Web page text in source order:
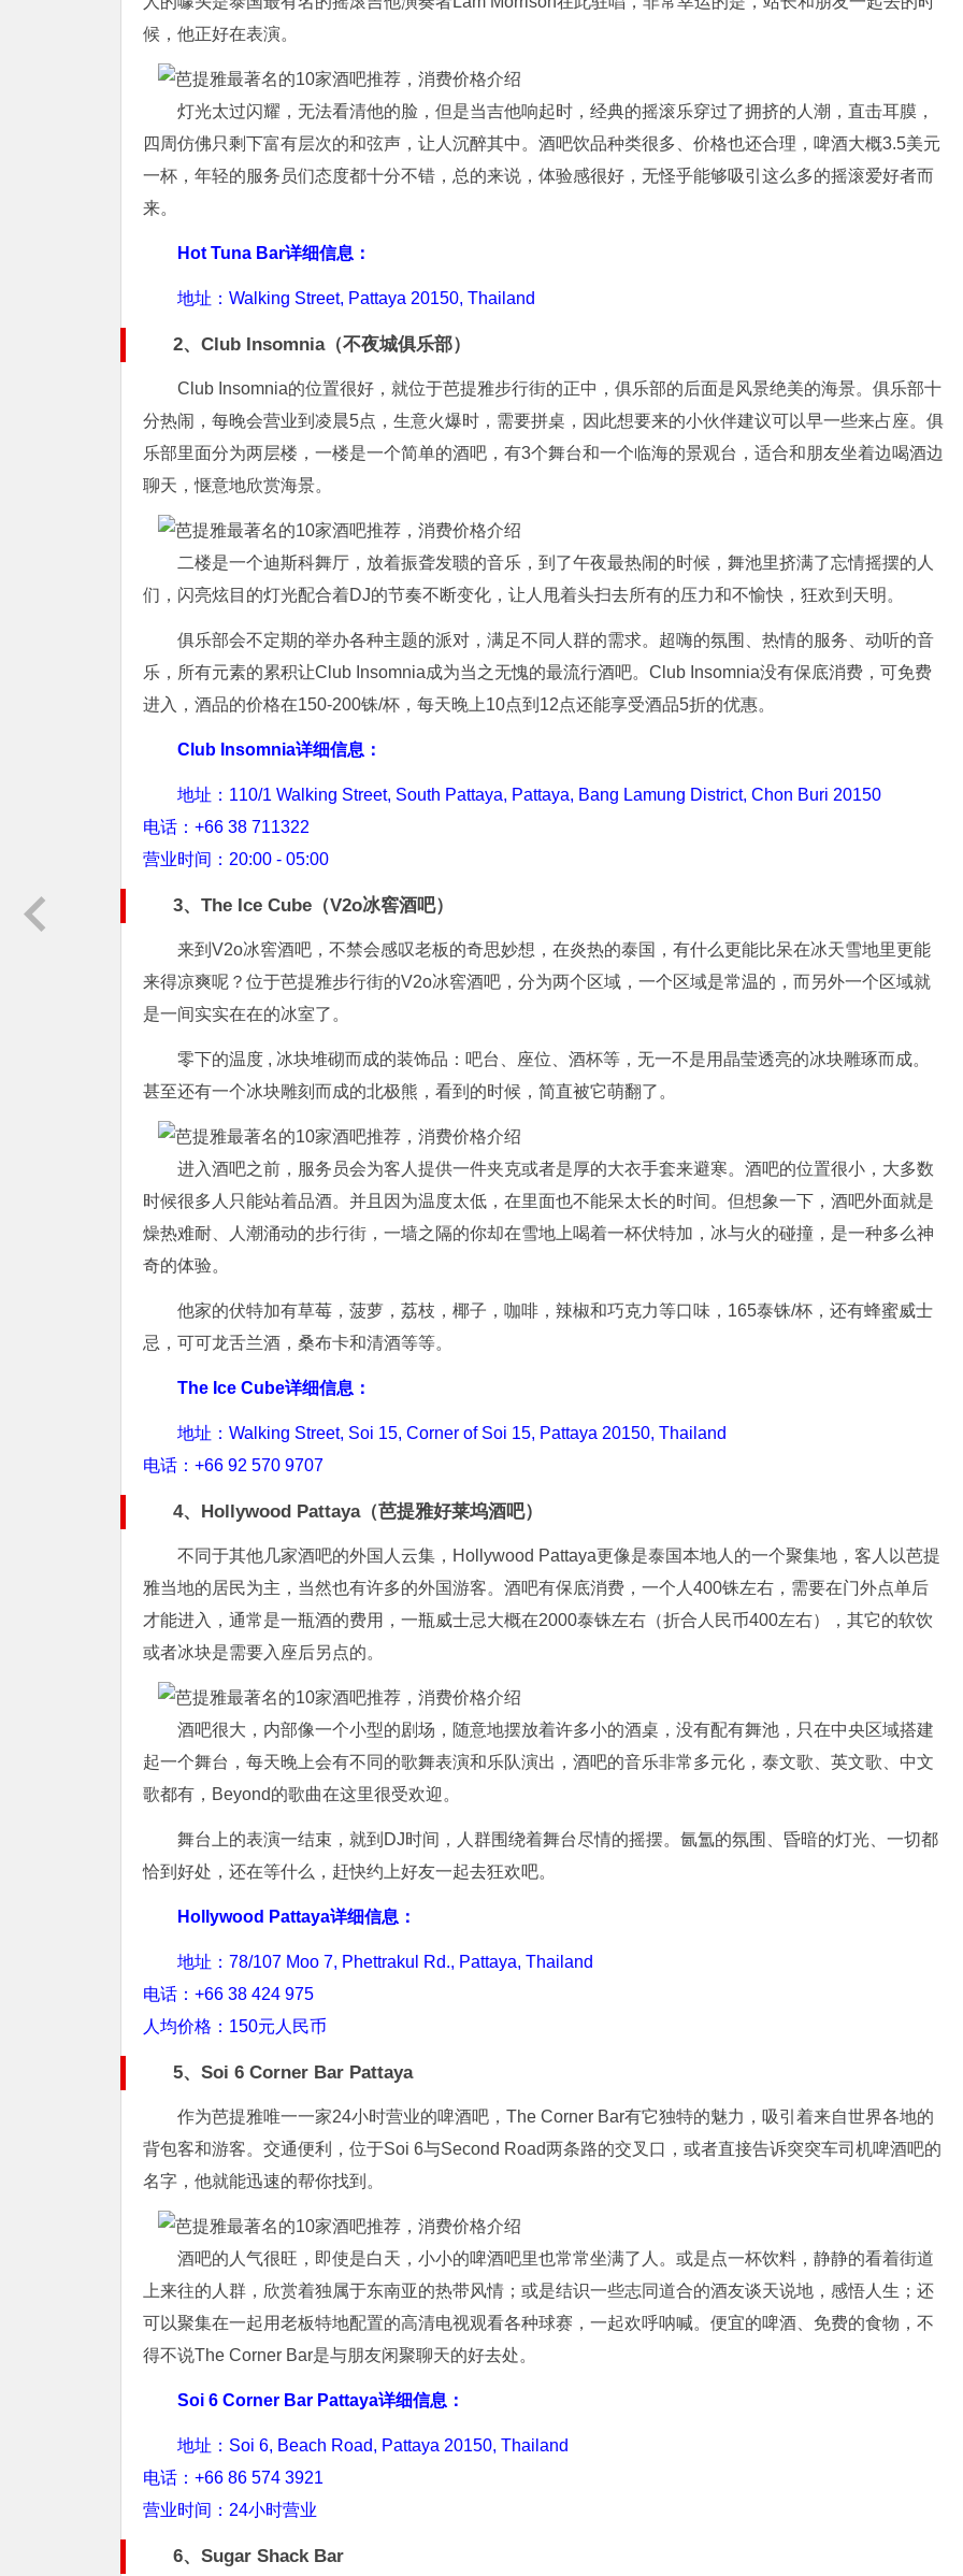
候，他正好在表演。
灯光太过闪耀，无法看清他的脸，但是当吉他响起时，经典的摇滚乐穿过了拥挤的人潮，直击耳膜，
四周仿佛只剩下富有层次的和弦声，让人沉醉其中。酒吧饮品种类很多、价格也还合理，啤酒大概3.5美元
一杯，年轻的服务员们态度都十分不错，总的来说，体验感很好，无怪乎能够吸引这么多的摇滚爱好者而
来。
Hot Tuna Bar详细信息：
地址：Walking Street, Pattaya 20150, Thailand
2、Club Insomnia（不夜城俱乐部）
Club Insomnia的位置很好，就位于芭提雅步行街的正中，俱乐部的后面是风景绝美的海景。俱乐部十
分热闹，每晚会营业到凌晨5点，生意火爆时，需要拼桌，因此想要来的小伙伴建议可以早一些来占座。俱
乐部里面分为两层楼，一楼是一个简单的酒吧，有3个舞台和一个临海的景观台，适合和朋友坐着边喝酒边
聊天，惬意地欣赏海景。
二楼是一个迪斯科舞厅，放着振聋发聩的音乐，到了午夜最热闹的时候，舞池里挤满了忘情摇摆的人
们，闪亮炫目的灯光配合着DJ的节奏不断变化，让人甩着头扫去所有的压力和不愉快，狂欢到天明。
俱乐部会不定期的举办各种主题的派对，满足不同人群的需求。超嗨的氛围、热情的服务、动听的音
乐，所有元素的累积让Club Insomnia成为当之无愧的最流行酒吧。Club Insomnia没有保底消费，可免费
进入，酒品的价格在150-200铢/杯，每天晚上10点到12点还能享受酒品5折的优惠。
Club Insomnia详细信息：
地址：110/1 Walking Street, South Pattaya, Pattaya, Bang Lamung District, Chon Buri 20150
电话：+66 38 711322
营业时间：20:00 - 05:00
3、The Ice Cube（V2o冰窖酒吧）
来到V2o冰窖酒吧，不禁会感叹老板的奇思妙想，在炎热的泰国，有什么更能比呆在冰天雪地里更能
来得凉爽呢？位于芭提雅步行街的V2o冰窖酒吧，分为两个区域，一个区域是常温的，而另外一个区域就
是一间实实在在的冰室了。
零下的温度 , 冰块堆砌而成的装饰品：吧台、座位、酒杯等，无一不是用晶莹透亮的冰块雕琢而成。
甚至还有一个冰块雕刻而成的北极熊，看到的时候，简直被它萌翻了。
进入酒吧之前，服务员会为客人提供一件夹克或者是厚的大衣手套来避寒。酒吧的位置很小，大多数
时候很多人只能站着品酒。并且因为温度太低，在里面也不能呆太长的时间。但想象一下，酒吧外面就是
燥热难耐、人潮涌动的步行街，一墙之隔的你却在雪地上喝着一杯伏特加，冰与火的碰撞，是一种多么神
奇的体验。
他家的伏特加有草莓，菠萝，荔枝，椰子，咖啡，辣椒和巧克力等口味，165泰铢/杯，还有蜂蜜威士
忌，可可龙舌兰酒，桑布卡和清酒等等。
The Ice Cube详细信息：
地址：Walking Street, Soi 15, Corner of Soi 15, Pattaya 20150, Thailand
电话：+66 92 570 9707
4、Hollywood Pattaya（芭提雅好莱坞酒吧）
不同于其他几家酒吧的外国人云集，Hollywood Pattaya更像是泰国本地人的一个聚集地，客人以芭提
雅当地的居民为主，当然也有许多的外国游客。酒吧有保底消费，一个人400铢左右，需要在门外点单后
才能进入，通常是一瓶酒的费用，一瓶威士忌大概在2000泰铢左右（折合人民币400左右），其它的软饮
或者冰块是需要入座后另点的。
酒吧很大，内部像一个小型的剧场，随意地摆放着许多小的酒桌，没有配有舞池，只在中央区域搭建
起一个舞台，每天晚上会有不同的歌舞表演和乐队演出，酒吧的音乐非常多元化，泰文歌、英文歌、中文
歌都有，Beyond的歌曲在这里很受欢迎。
舞台上的表演一结束，就到DJ时间，人群围绕着舞台尽情的摇摆。氤氲的氛围、昏暗的灯光、一切都
恰到好处，还在等什么，赶快约上好友一起去狂欢吧。
Hollywood Pattaya详细信息：
地址：78/107 Moo 7, Phettrakul Rd., Pattaya, Thailand
电话：+66 38 424 975
人均价格：150元人民币
5、Soi 6 Corner Bar Pattaya
作为芭提雅唯一一家24小时营业的啤酒吧，The Corner Bar有它独特的魅力，吸引着来自世界各地的
背包客和游客。交通便利，位于Soi 6与Second Road两条路的交叉口，或者直接告诉突突车司机啤酒吧的
名字，他就能迅速的帮你找到。
酒吧的人气很旺，即使是白天，小小的啤酒吧里也常常坐满了人。或是点一杯饮料，静静的看着街道
上来往的人群，欣赏着独属于东南亚的热带风情；或是结识一些志同道合的酒友谈天说地，感悟人生；还
可以聚集在一起用老板特地配置的高清电视观看各种球赛，一起欢呼呐喊。便宜的啤酒、免费的食物，不
得不说The Corner Bar是与朋友闲聚聊天的好去处。
Soi 6 Corner Bar Pattaya详细信息：
地址：Soi 6, Beach Road, Pattaya 20150, Thailand
电话：+66 86 574 3921
营业时间：24小时营业
6、Sugar Shack Bar